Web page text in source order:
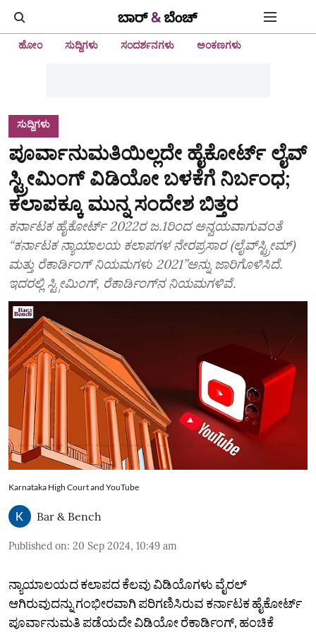
ಹೋಂ ಸುದ್ದಿಗಳು ಸಂದರ್ಶನಗಳು ಅಂಕಣಗಳು
ಸುದ್ದಿಗಳು
ಪೂರ್ವಾನುಮತಿಯಿಲ್ಲದೇ ಹೈಕೋರ್ಟ್‌ ಲೈವ್‌
ಸ್ಟ್ರೀಮಿಂಗ್‌ ವಿಡಿಯೋ ಬಳಕೆಗೆ ನಿರ್ಬಂಧ;
ಕಲಾಪಕ್ಕೂ ಮುನ್ನ ಸಂದೇಶ ಬಿತ್ತರ
ಕರ್ನಾಟಕ ಹೈಕೋರ್ಟ್‌ 2022ರ ಜ.1ರಿಂದ ಅನ್ವಯವಾಗುವಂತೆ
“ಕರ್ನಾಟಕ ನ್ಯಾಯಾಲಯ ಕಲಾಪಗಳ ನೇರಪ್ರಸಾರ (ಲೈವ್‌ಸ್ಟ್ರೀಮ್‌)
ಮತ್ತು ರೆಕಾರ್ಡಿಂಗ್‌ ನಿಯಮಗಳು 2021”ಅನ್ನು ಜಾರಿಗೊಳಿಸಿದೆ.
ಇದರಲ್ಲಿ ಸ್ಟ್ರೀಮಿಂಗ್‌, ರೆಕಾರ್ಡಿಂಗ್‌ನ ನಿಯಮಗಳಿವೆ.
Karnataka High Court and YouTube
Bar & Bench
Published on: 20 Sep 2024, 10:49 am
ನ್ಯಾಯಾಲಯದ ಕಲಾಪದ ಕೆಲವು ವಿಡಿಯೊಗಳು ವೈರಲ್‌
ಆಗಿರುವುದನ್ನು ಗಂಭೀರವಾಗಿ ಪರಿಗಣಿಸಿರುವ ಕರ್ನಾಟಕ ಹೈಕೋರ್ಟ್‌
ಪೂರ್ವಾನುಮತಿ ಪಡೆಯದೇ ವಿಡಿಯೋ ರೆಕಾರ್ಡಿಂಗ್‌, ಹಂಚಿಕೆ